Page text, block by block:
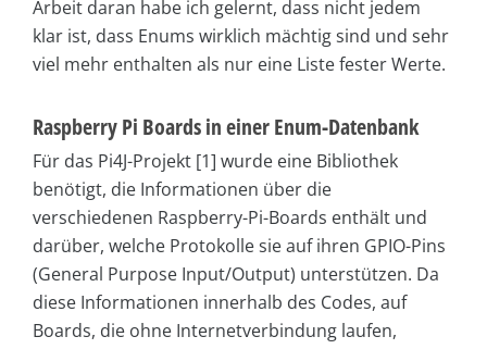
Arbeit daran habe ich gelernt, dass nicht jedem
klar ist, dass Enums wirklich mächtig sind und sehr
viel mehr enthalten als nur eine Liste fester Werte.
Raspberry Pi Boards in einer Enum-Datenbank
Für das Pi4J-Projekt [1] wurde eine Bibliothek
benötigt, die Informationen über die
verschiedenen Raspberry-Pi-Boards enthält und
darüber, welche Protokolle sie auf ihren GPIO-Pins
(General Purpose Input/Output) unterstützen. Da
diese Informationen innerhalb des Codes, auf
Boards, die ohne Internetverbindung laufen,